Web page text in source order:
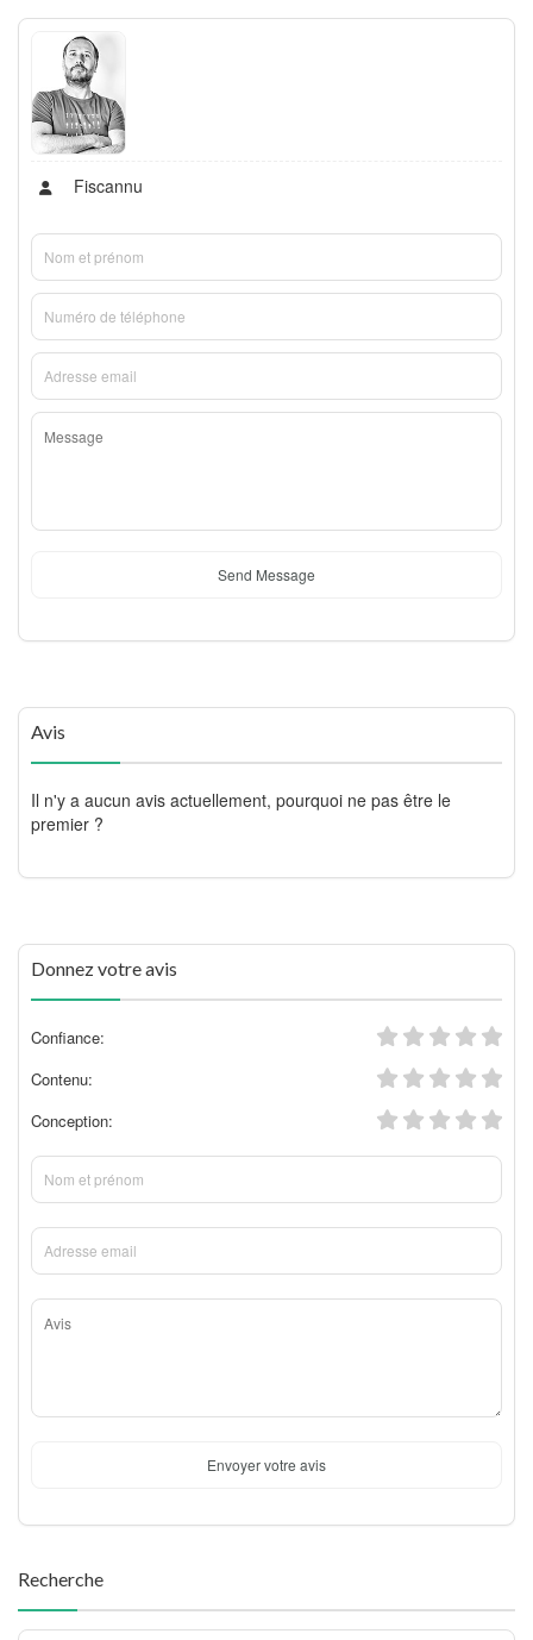
Fiscannu
Send Message
Avis
Il n'y a aucun avis actuellement, pourquoi ne pas être le
premier ?
Donnez votre avis
Confiance:
Contenu:
Conception:
Envoyer votre avis
Recherche